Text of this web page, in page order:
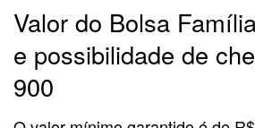
Valor do Bolsa
e possibilidade de
900